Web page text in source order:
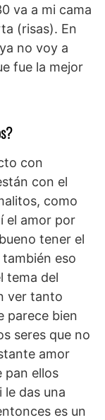
va a mi cama
(risas). En
no voy a
fue la mejor
con
con el
como
el amor por
tener el
eso
tema del
ver tanto
parece bien
seres que no
amor
pan ellos
das una
es un